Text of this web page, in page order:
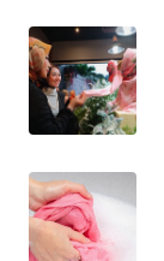
Wahana
News
Regional
SUMUT
WN